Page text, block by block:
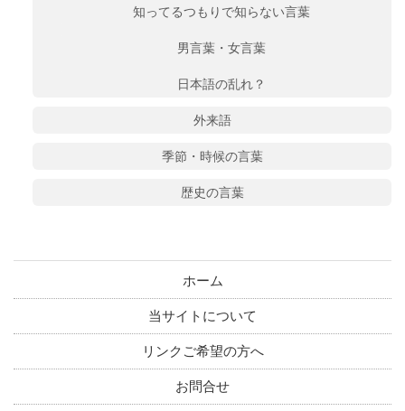
知ってるつもりで知らない言葉
男言葉・女言葉
日本語の乱れ？
外来語
季節・時候の言葉
歴史の言葉
ホーム
当サイトについて
リンクご希望の方へ
お問合せ